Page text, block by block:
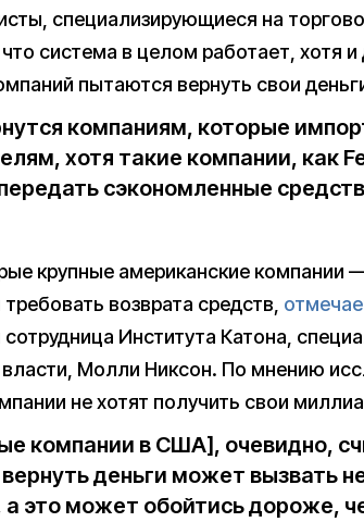
специализирующиеся на
система в целом работает, хотя
пытаются вернуть свои
компаниям, которые
хотя такие компании, как
сэкономленные
крупные американские компании
возврата средств,
сотрудница Института Катона,
Молли Никсон. По мнению
не хотят получить свои
компании в США], очевидно,
деньги может вызвать
а это может обойтись дороже,